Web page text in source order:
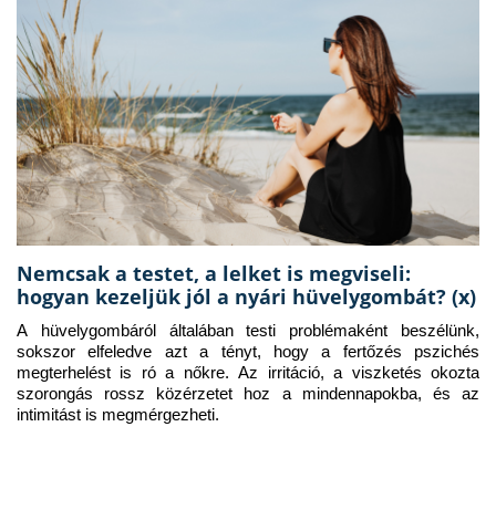
Nemcsak a testet, a lelket is megviseli:
hogyan kezeljük jól a nyári hüvelygombát? (x)
A hüvelygombáról általában testi problémaként beszélünk,
sokszor elfeledve azt a tényt, hogy a fertőzés pszichés
megterhelést is ró a nőkre. Az irritáció, a viszketés okozta
szorongás rossz közérzetet hoz a mindennapokba, és az
intimitást is megmérgezheti.